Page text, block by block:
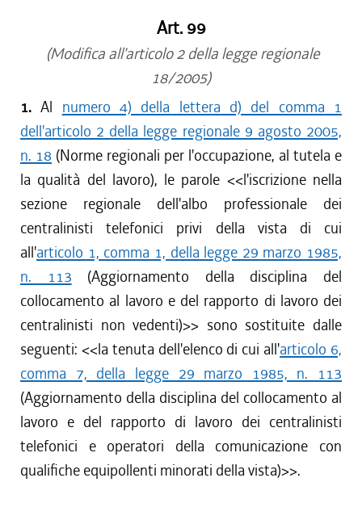
Art. 99
(Modifica all'articolo 2 della legge regionale
18/2005)
1.Al numero 4) della lettera d) del comma 1
dell'articolo 2 della legge regionale 9 agosto 2005,
n. 18 (Norme regionali per l'occupazione, al tutela e
la qualità del lavoro), le parole <<l'iscrizione nella
sezione regionale dell'albo professionale dei
centralinisti telefonici privi della vista di cui
all'articolo 1, comma 1, della legge 29 marzo 1985,
n. 113 (Aggiornamento della disciplina del
collocamento al lavoro e del rapporto di lavoro dei
centralinisti non vedenti)>> sono sostituite dalle
seguenti: <<la tenuta dell'elenco di cui all'articolo 6,
comma 7, della legge 29 marzo 1985, n. 113
(Aggiornamento della disciplina del collocamento al
lavoro e del rapporto di lavoro dei centralinisti
telefonici e operatori della comunicazione con
qualifiche equipollenti minorati della vista)>>.